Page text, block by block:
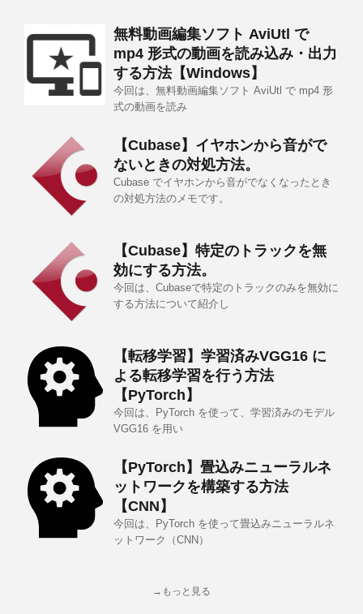
無料動画編集ソフト AviUtl で
mp4 形式の動画を読み込み・出力
する方法【Windows】
今回は、無料動画編集ソフト AviUtl で mp4 形
式の動画を読み
【Cubase】イヤホンから音がで
ないときの対処方法。
Cubase でイヤホンから音がでなくなったとき
の対処方法のメモです。
【Cubase】特定のトラックを無
効にする方法。
今回は、Cubaseで特定のトラックのみを無効に
する方法について紹介し
【転移学習】学習済みVGG16 に
よる転移学習を行う方法
【PyTorch】
今回は、PyTorch を使って、学習済みのモデル
VGG16 を用い
【PyTorch】畳込みニューラルネ
ットワークを構築する方法
【CNN】
今回は、PyTorch を使って畳込みニューラルネ
ットワーク（CNN）
→もっと見る